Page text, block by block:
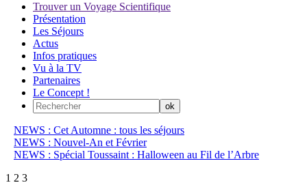
Trouver un Voyage Scientifique
Présentation
Les Séjours
Actus
Infos pratiques
Vu à la TV
Partenaires
Le Concept !
NEWS : Cet Automne : tous les séjours
NEWS : Nouvel-An et Février
NEWS : Spécial Toussaint : Halloween au Fil de l’Arbre
1 2 3